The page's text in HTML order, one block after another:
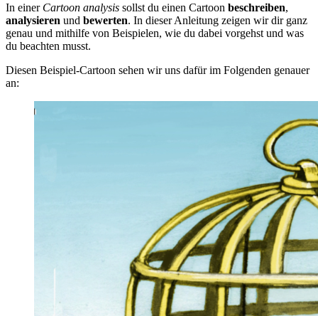
In einer Cartoon analysis sollst du einen Cartoon beschreiben,
analysieren und bewerten. In dieser Anleitung zeigen wir dir ganz
genau und mithilfe von Beispielen, wie du dabei vorgehst und was
du beachten musst.
Diesen Beispiel-Cartoon sehen wir uns dafür im Folgenden genauer
an: